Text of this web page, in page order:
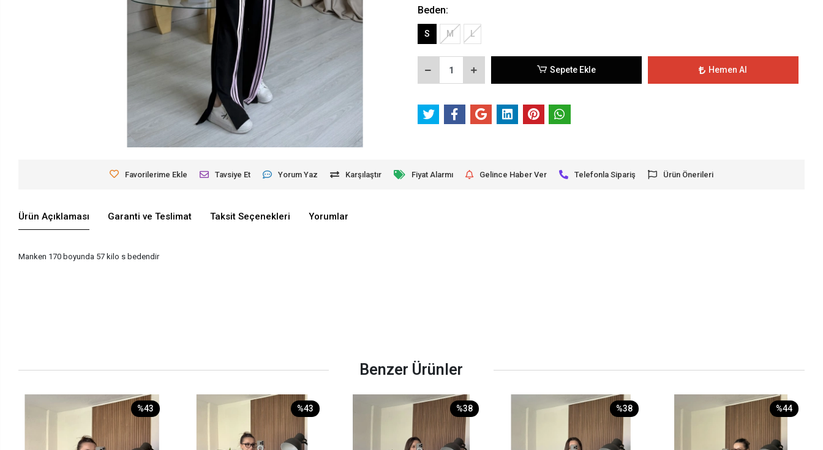
Beden:
S M L
Sepete Ekle Hemen Al
Favorilerime Ekle Tavsiye Et Yorum Yaz Karşılaştır Fiyat Alarmı Gelince Haber Ver Telefonla Sipariş Ürün Önerileri
Ürün Açıklaması Garanti ve Teslimat Taksit Seçenekleri Yorumlar
Manken 170 boyunda 57 kilo s bedendir
Benzer Ürünler
%43 %43 %38 %38 %44